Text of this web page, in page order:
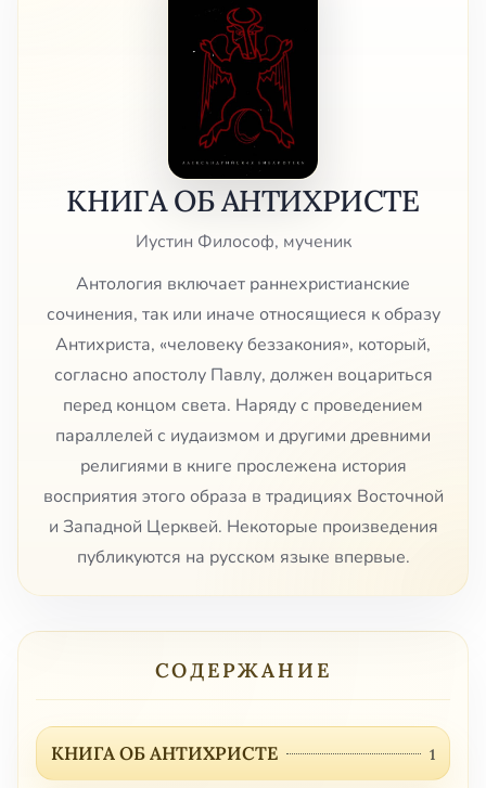
КНИГА ОБ АНТИХРИСТЕ
Иустин Философ, мученик
Антология включает раннехристианские
сочинения, так или иначе относящиеся к образу
Антихриста, «человеку беззакония», который,
согласно апостолу Павлу, должен воцариться
перед концом света. Наряду с проведением
параллелей с иудаизмом и другими древними
религиями в книге прослежена история
восприятия этого образа в традициях Восточной
и Западной Церквей. Некоторые произведения
публикуются на русском языке впервые.
СОДЕРЖАНИЕ
КНИГА ОБ АНТИХРИСТЕ 1